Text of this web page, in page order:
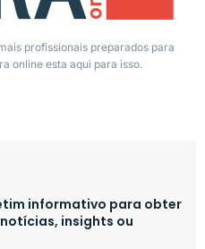
profissionais preparados para
online esta aqui para isso.
informativo para obter
insights ou